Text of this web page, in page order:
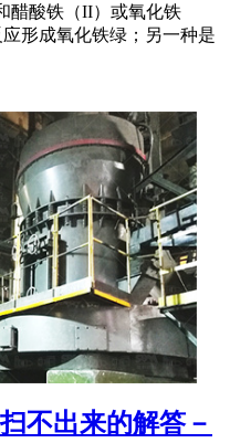
醋酸铁（II）或氧化铁
形成氧化铁绿；另一种是
不出来的解答－